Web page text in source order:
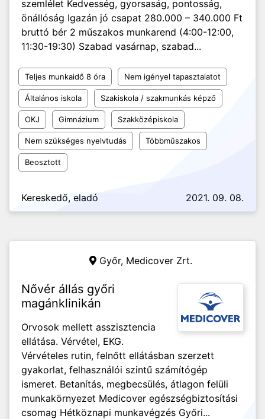
szemlélet Kedvesség, gyorsaság, pontosság,
önállóság Igazán jó csapat 280.000 – 340.000 Ft
bruttó bér 2 műszakos munkarend (4:00-12:00,
11:30-19:30) Szabad vasárnap, szabad...
Teljes munkaidő 8 óra Nem igényel tapasztalatot
Általános iskola Szakiskola / szakmunkás képző
OKJ Gimnázium Szakközépiskola
Nem szükséges nyelvtudás Többműszakos
Beosztott
Kereskedő, eladó 2021. 09. 08.
Győr, Medicover Zrt.
Nővér állás győri
magánklinikán
Orvosok mellett asszisztencia
ellátása. Vérvétel, EKG.
Vérvételes rutin, felnőtt ellátásban szerzett
gyakorlat, felhasználói szintű számítógép
ismeret. Betanítás, megbecsülés, átlagon felüli
munkakörnyezet Medicover egészségbiztosítási
csomag Hétköznapi munkavégzés Győri...